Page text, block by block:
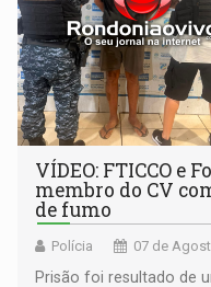
VÍDEO: FTICCO e
membro do CV
de fumo
Polícia 07 de
Prisão foi resultado de